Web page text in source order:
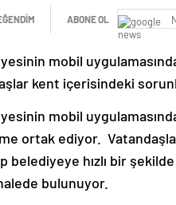
ABONE OL
mobil
kent içerisindeki
mobil
ortak ediyor.
belediyeye hızlı bir
bulunuyor.